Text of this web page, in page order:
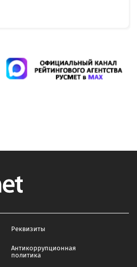
Реквизиты
Антикоррупционная
политика